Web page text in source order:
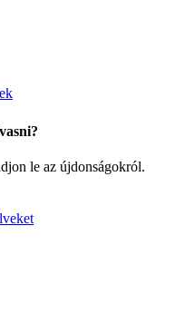
le az újdonságokról.